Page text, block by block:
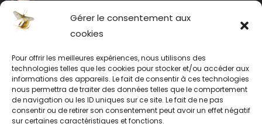
Gérer le consentement aux
cookies
Pour offrir les meilleures expériences, nous utilisons des
technologies telles que les cookies pour stocker et/ou accéder aux
informations des appareils. Le fait de consentir à ces technologies
nous permettra de traiter des données telles que le comportement
de navigation ou les ID uniques sur ce site. Le fait de ne pas
consentir ou de retirer son consentement peut avoir un effet négatif
sur certaines caractéristiques et fonctions.